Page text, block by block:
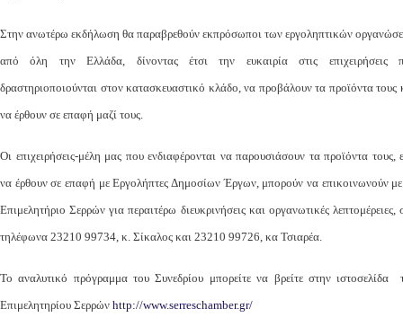
Στην ανωτέρω εκδήλωση θα παραβρεθούν εκπρόσωποι των εργοληπτικών
από όλη την Ελλάδα, δίνοντας έτσι την ευκαιρία στις επιχειρήσεις
δραστηριοποιούνται στον κατασκευαστικό κλάδο, να προβάλουν τα προϊόντα τους
να έρθουν σε επαφή μαζί τους.
Οι επιχειρήσεις-μέλη μας που ενδιαφέρονται να παρουσιάσουν τα προϊόντα τους,
να έρθουν σε επαφή με Εργολήπτες Δημοσίων Έργων, μπορούν να επικοινωνούν
Επιμελητήριο Σερρών για περαιτέρω διευκρινήσεις και οργανωτικές λεπτομέρειες,
τηλέφωνα 23210 99734, κ. Σίκαλος και 23210 99726, κα Τσιαρέα.
Το αναλυτικό πρόγραμμα του Συνεδρίου μπορείτε να βρείτε στην ιστοσελίδα
Επιμελητηρίου Σερρών http://www.serreschamber.gr/